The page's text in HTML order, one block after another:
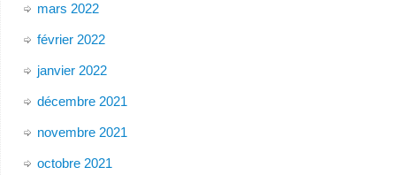
mars 2022
février 2022
janvier 2022
décembre 2021
novembre 2021
octobre 2021